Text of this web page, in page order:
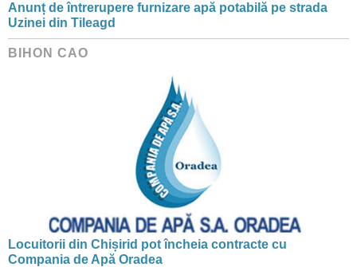
Anunț de întrerupere furnizare apă potabilă pe strada
Uzinei din Tileagd
BIHON CAO
Locuitorii din Chișirid pot încheia contracte cu
Compania de Apă Oradea